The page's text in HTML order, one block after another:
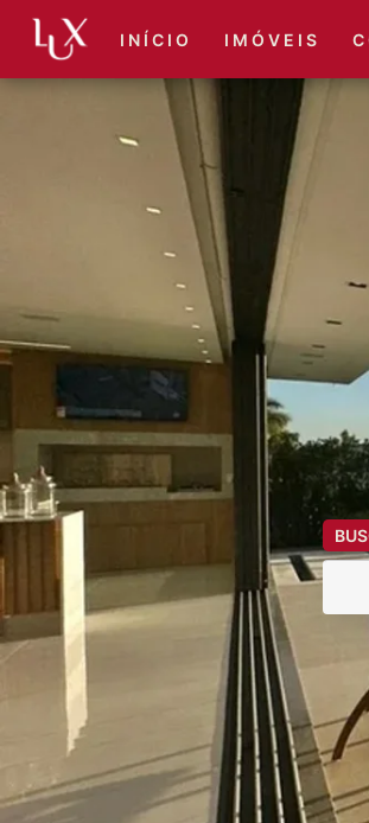
I N Í C I O I M Ó V E I S C